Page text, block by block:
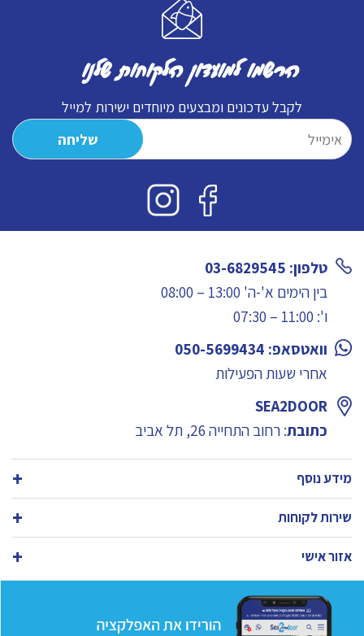
הרשמו למועדון הלקוחות שלנו
לקבל עדכונים ומבצעים מיוחדים ישירות למייל
טלפון: 03-6829545
בין הימים א'-ה' 13:00 – 08:00
ו': 11:00 – 07:30
וואטסאפ: 050-5699434
אחרי שעות הפעילות
SEA2DOOR
כתובת: רחוב התחייה 26, תל אביב
מידע נוסף
שירות לקוחות
אזור אישי